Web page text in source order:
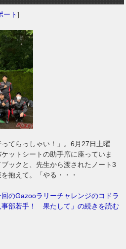
ート]
ってらっしゃい！」。6月27日土曜
ットシートの助手席に座っていま
ックと、先生から渡されたノート3
抱えて。「やる・・・
のGazooラリーチャレンジのコドラ
事部若手！ 果たして」の続きを読む